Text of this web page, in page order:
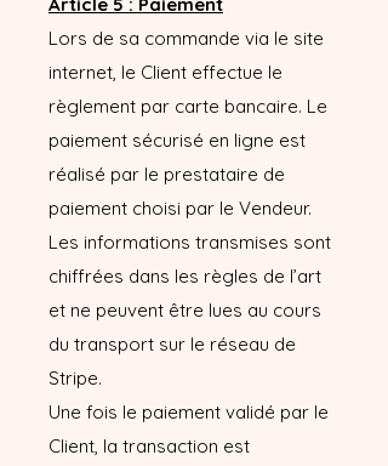
Lors de sa commande via le site
internet, le Client effectue le
règlement par carte bancaire. Le
paiement sécurisé en ligne est
réalisé par le prestataire de
paiement choisi par le Vendeur.
Les informations transmises sont
chiffrées dans les règles de l’art
et ne peuvent être lues au cours
du transport sur le réseau de
Stripe.
Une fois le paiement validé par le
Client, la transaction est